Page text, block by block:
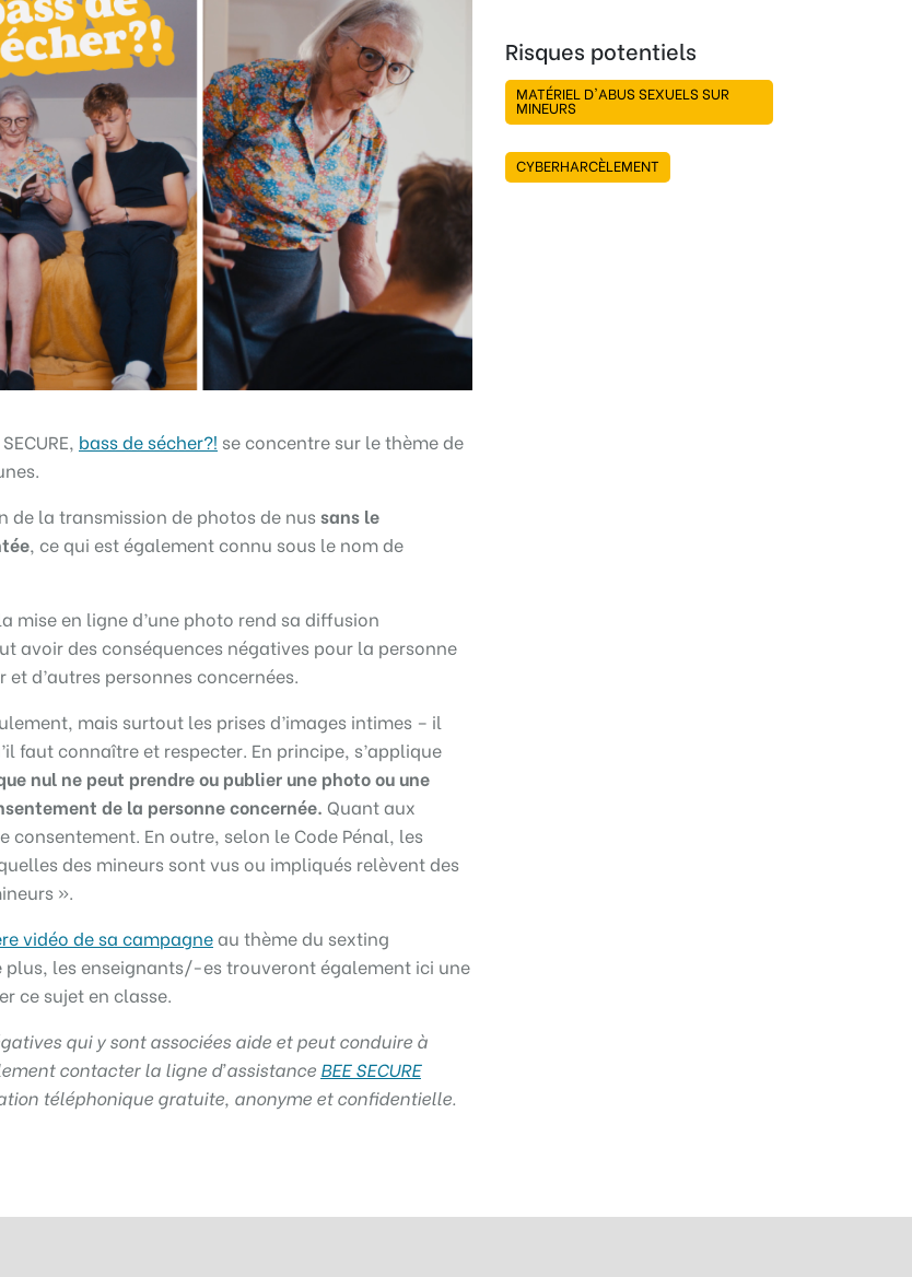
bass de sécher?! se concentre sur le thème de
de la transmission de photos de nussans le
, ce qui est également connu sous le nom de
mise en ligne d’une photo rend sa diffusion
avoir des conséquences négatives pour la personne
d’autres personnes concernées.
mais surtout les prises d’images intimes – il
faut connaître et respecter. En principe, s’applique
nul ne peut prendre ou publier une photo ou une
de la personne concernée. Quant aux
consentement. En outre, selon le Code Pénal, les
des mineurs sont vus ou impliqués relèvent des
».
vidéo de sa campagneau thème du sexting
plus, les enseignants/-es trouveront également ici une
ce sujet en classe.
qui y sont associées aide et peut conduire à
contacter la ligne d’assistance BEE SECURE
téléphonique gratuite, anonyme et confidentielle.
Risques potentiels
MATÉRIEL D'ABUS SEXUELS SUR
MINEURS
CYBERHARCÈLEMENT